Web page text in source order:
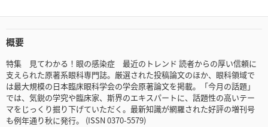
概要
特集 見てわかる！眼の感染症 最近のトレンド 読者からの厚い信頼に
支えられた原著系眼科専門誌。厳選された投稿論文のほか、眼科領域で
は最大規模の日本臨床眼科学会の学会原著論文を掲載。「今月の話題」
では、気鋭の学究や臨床家、斯界のエキスパートに、話題性の高いテー
マをじっくり掘り下げていただく。最新知識が網羅された好評の増刊号
も例年通り秋に発行。 (ISSN 0370-5579)